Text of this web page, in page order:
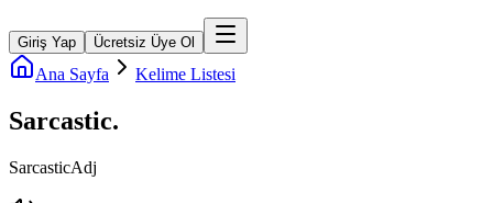
Giriş Yap Ücretsiz Üye Ol
Ana Sayfa Kelime Listesi
Sarcastic.
SarcasticAdj